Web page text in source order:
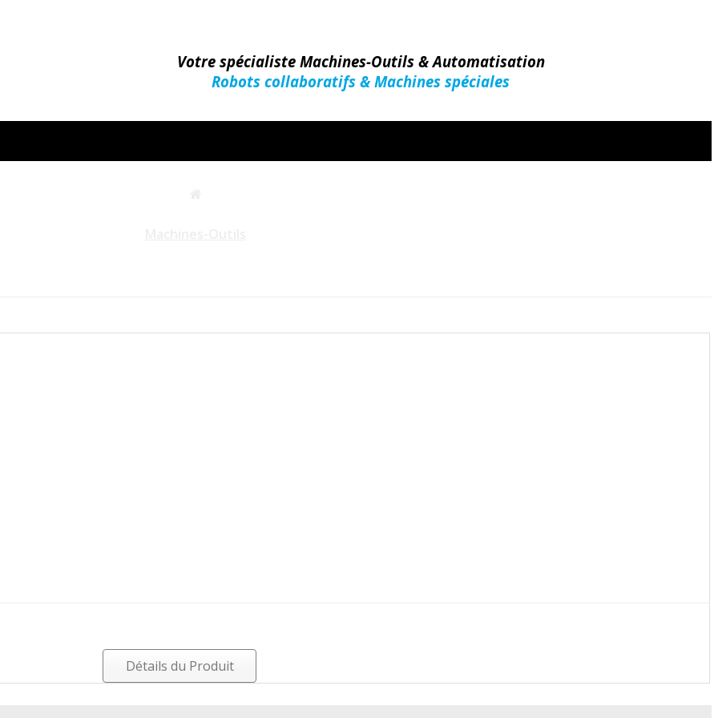
Votre spécialiste Machines-Outils & Automatisation
Robots collaboratifs & Machines spéciales
Détails du Produit